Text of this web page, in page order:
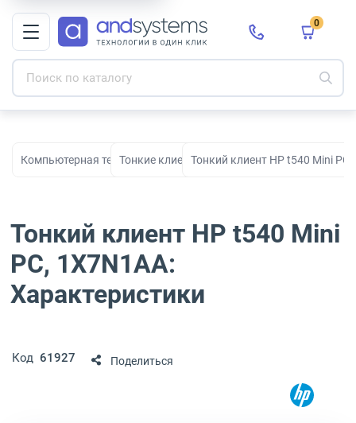
0
Компьютерная техникаТонкие клиентыТонкий клиент HP t540 Mini PC,
Тонкий клиент HP t540 Mini
PC, 1X7N1AA:
Характеристики
Код 61927 Поделиться